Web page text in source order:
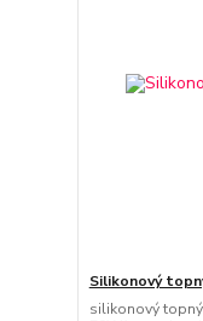
Silikonový
silikonový